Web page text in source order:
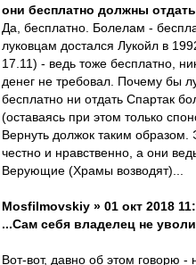
они бесплатно должны
Да, бесплатно. Болелам -
луковцам достался Лукойл в
17.11) - ведь тоже бесплатно,
денег не требовал. Почему бы
бесплатно ни отдать Спартак
(оставаясь при этом только
Вернуть должок таким
честно и нравственно, а они
Верующие (Храмы возводят)...
Mosfilmovskiy » 01 окт 2018
...Сам себя владелец не
Вот-вот, давно об этом говорю -